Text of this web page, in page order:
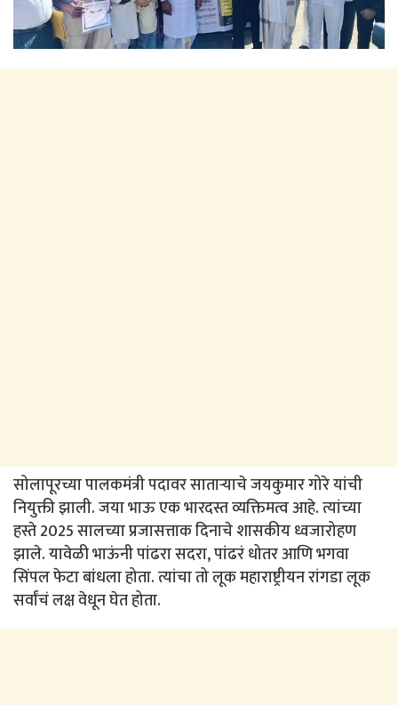
सोलापूरच्या पालकमंत्री पदावर साताऱ्याचे जयकुमार गोरे यांची
नियुक्ती झाली. जया भाऊ एक भारदस्त व्यक्तिमत्व आहे. त्यांच्या
हस्ते 2025 सालच्या प्रजासत्ताक दिनाचे शासकीय ध्वजारोहण
झाले. यावेळी भाऊंनी पांढरा सदरा, पांढरं धोतर आणि भगवा
सिंपल फेटा बांधला होता. त्यांचा तो लूक महाराष्ट्रीयन रांगडा लूक
सर्वांचं लक्ष वेधून घेत होता.